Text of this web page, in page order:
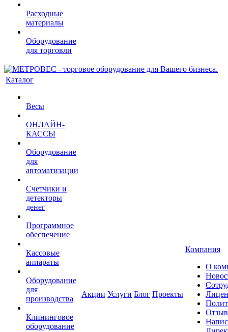
Расходные
материалы
Оборудование
для торговли
Каталог
Весы
ОНЛАЙН-
КАССЫ
Оборудование
для
автоматизации
Счетчики и
детекторы
денег
Программное
обеспечение
Кассовые
аппараты
Оборудование
для
производства
Клининговое
оборудование
Акции Услуги Блог Проекты
Компания
О